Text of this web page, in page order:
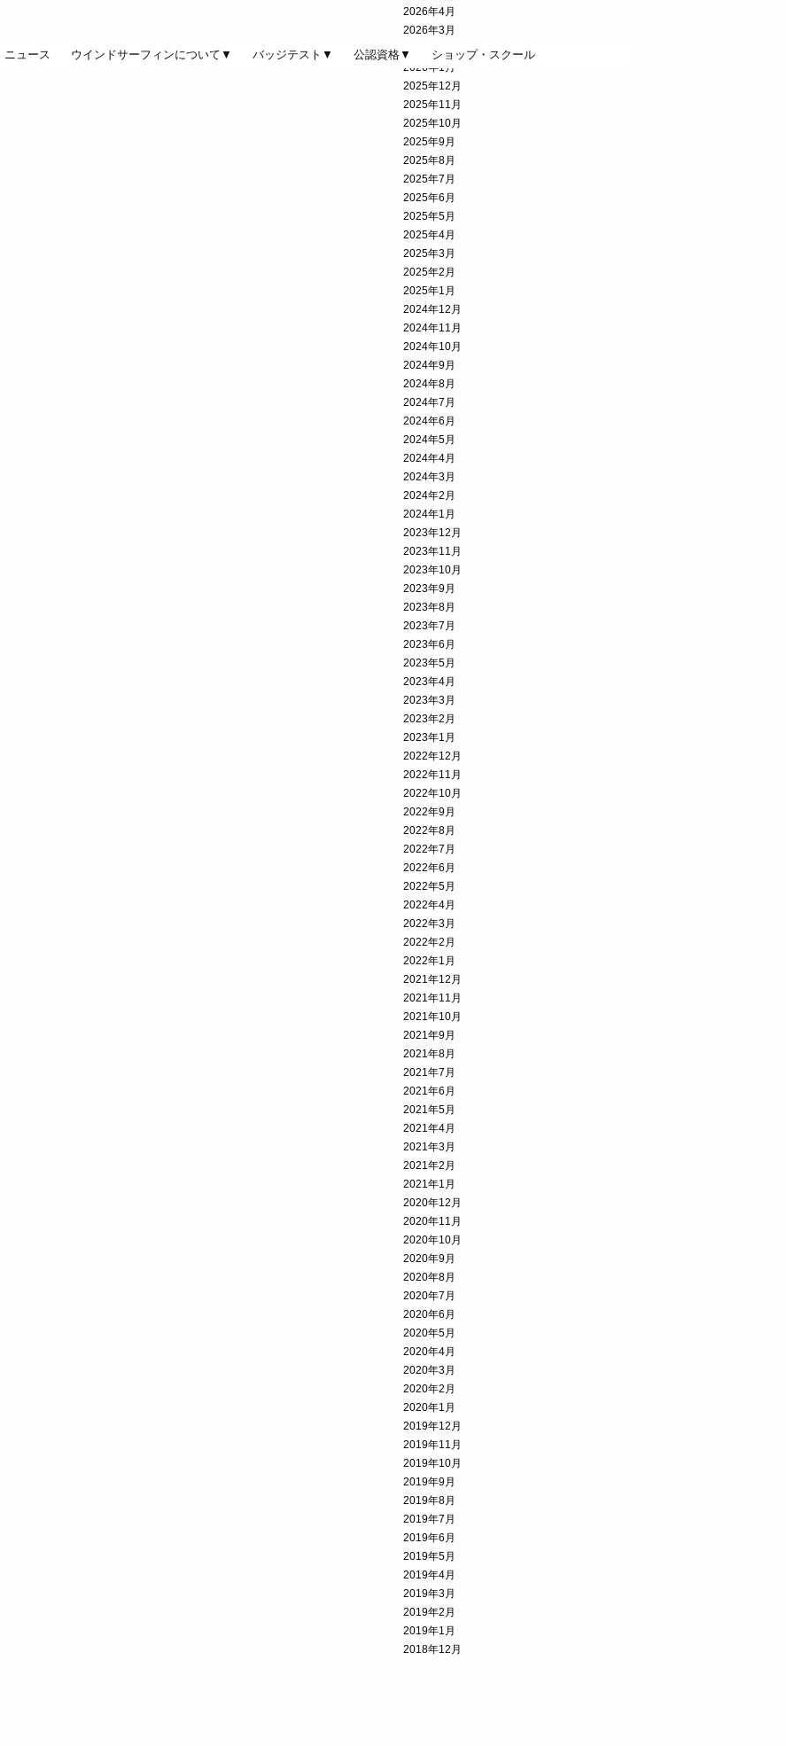
ニュース ウインドサーフィンについて▼ バッジテスト▼ 公認資格▼ ショップ・スクール
2026年4月
2026年3月
2026年2月
2026年1月
2025年12月
2025年11月
2025年10月
2025年9月
2025年8月
2025年7月
2025年6月
2025年5月
2025年4月
2025年3月
2025年2月
2025年1月
2024年12月
2024年11月
2024年10月
2024年9月
2024年8月
2024年7月
2024年6月
2024年5月
2024年4月
2024年3月
2024年2月
2024年1月
2023年12月
2023年11月
2023年10月
2023年9月
2023年8月
2023年7月
2023年6月
2023年5月
2023年4月
2023年3月
2023年2月
2023年1月
2022年12月
2022年11月
2022年10月
2022年9月
2022年8月
2022年7月
2022年6月
2022年5月
2022年4月
2022年3月
2022年2月
2022年1月
2021年12月
2021年11月
2021年10月
2021年9月
2021年8月
2021年7月
2021年6月
2021年5月
2021年4月
2021年3月
2021年2月
2021年1月
2020年12月
2020年11月
2020年10月
2020年9月
2020年8月
2020年7月
2020年6月
2020年5月
2020年4月
2020年3月
2020年2月
2020年1月
2019年12月
2019年11月
2019年10月
2019年9月
2019年8月
2019年7月
2019年6月
2019年5月
2019年4月
2019年3月
2019年2月
2019年1月
2018年12月